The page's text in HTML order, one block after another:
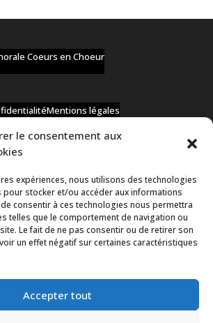
le consentement aux
expériences, nous utilisons des technologies
pour stocker et/ou accéder aux informations
consentir à ces technologies nous permettra
telles que le comportement de navigation ou
Le fait de ne pas consentir ou de retirer son
un effet négatif sur certaines caractéristiques
Accepter tout
Coeurs en Choeur
Mentions légales
58 46
en-choeur.be
de partenariat en développement sera